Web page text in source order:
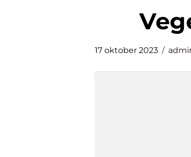
17 oktober 2023